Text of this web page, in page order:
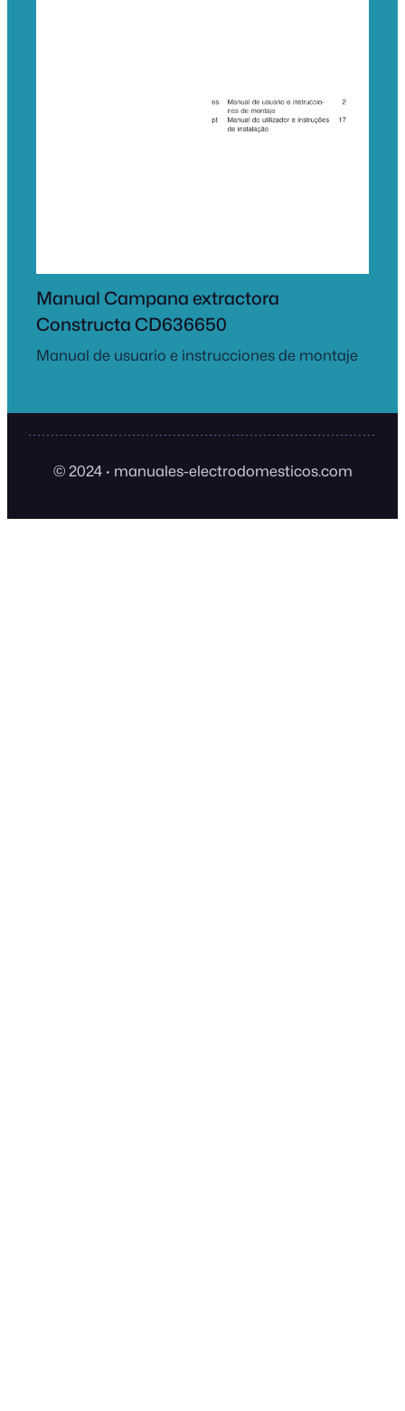
Manual Campana extractora
Constructa CD636650
Manual de usuario e instrucciones de montaje
© 2024 · manuales-electrodomesticos.com